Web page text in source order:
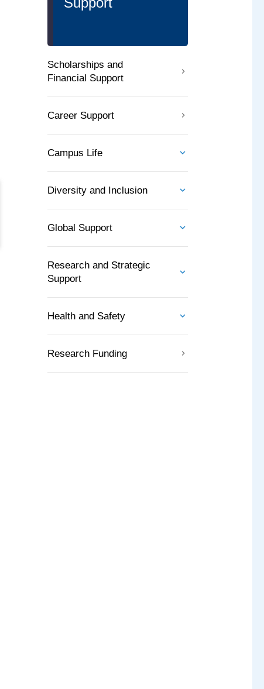
Scholarships and
Financial Support
Career Support
Campus Life
Diversity and Inclusion
Global Support
Research and Strategic
Support
Health and Safety
Research Funding